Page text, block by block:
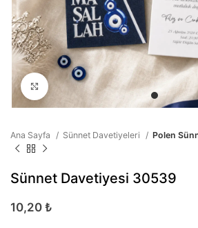
Büyütmek için tıklayın
Ana Sayfa Sünnet Davetiyeleri Polen
Sünnet Davetiyesi 30539
10,20 ₺